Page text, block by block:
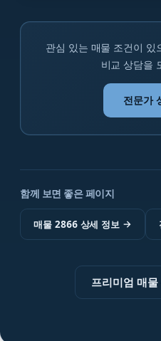
관심 있는 매물 조건이 있
비교 상담을
전문가
함께 보면 좋은 페이지
매물 2866 상세 정보 →
프리미엄 매